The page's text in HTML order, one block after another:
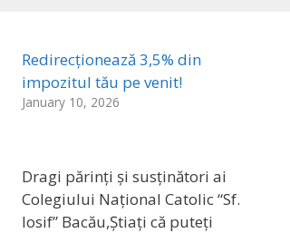
Redirecționează 3,5% din
impozitul tău pe venit!
January 10, 2026
Dragi părinți și susținători ai
Colegiului Național Catolic “Sf.
Iosif” Bacău,Știați că puteți